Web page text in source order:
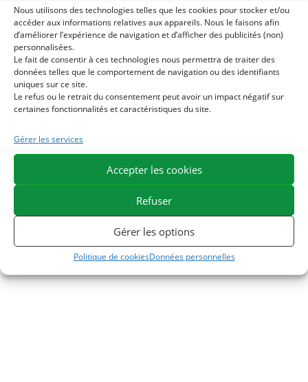
Nous utilisons des technologies telles que les cookies pour stocker et/ou
accéder aux informations relatives aux appareils. Nous le faisons afin
d’améliorer l’expérience de navigation et d’afficher des publicités (non)
personnalisées.
Le fait de consentir à ces technologies nous permettra de traiter des
données telles que le comportement de navigation ou des identifiants
uniques sur ce site.
Le refus ou le retrait du consentement peut avoir un impact négatif sur
certaines fonctionnalités et caractéristiques du site.
Gérer les services
Accepter les cookies
Refuser
Gérer les options
Politique de cookiesDonnées personnelles
déshydratées :Energymix.
Avant le travail, pour une bonne préparation musculaire, il
est possible d’utiliser un gel de massageChiliwarm gel.
Après l’effort, pour une bonne récupération musculaire,
vous pouvez utiliser notre argile enrichie en actifs
minéraux : Terre marine.
ESC Laboratoire est une société pionnière en phytothérapie
équine. Nous sommes spécialisés dans la sélection et l’utilisation
de principes actifs végétaux appliqués aux soins de confort
équins et proposons la gamme de produits naturels pour
chevaux la plus large du marché.